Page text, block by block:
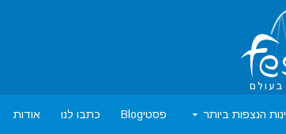
הנצפות ביותר פסטיBlog כתבו לנו אודות